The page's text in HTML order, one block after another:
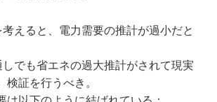
えると、電力需要の推計が過小だと
でも省エネの過大推計がされて現実
検証を行うべき。